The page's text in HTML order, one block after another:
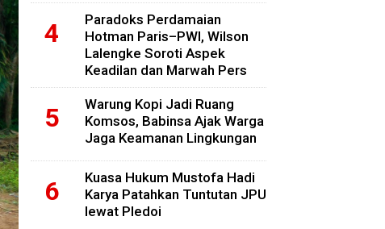
Paradoks Perdamaian
Hotman Paris–PWI, Wilson
Lalengke Soroti Aspek
Keadilan dan Marwah Pers
Warung Kopi Jadi Ruang
Komsos, Babinsa Ajak Warga
Jaga Keamanan Lingkungan
Kuasa Hukum Mustofa Hadi
Karya Patahkan Tuntutan JPU
lewat Pledoi